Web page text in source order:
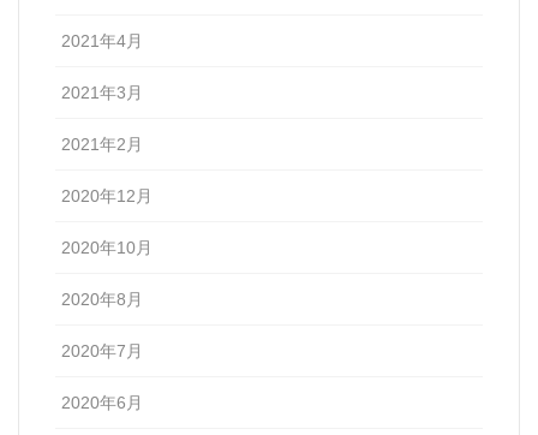
2021年4月
2021年3月
2021年2月
2020年12月
2020年10月
2020年8月
2020年7月
2020年6月